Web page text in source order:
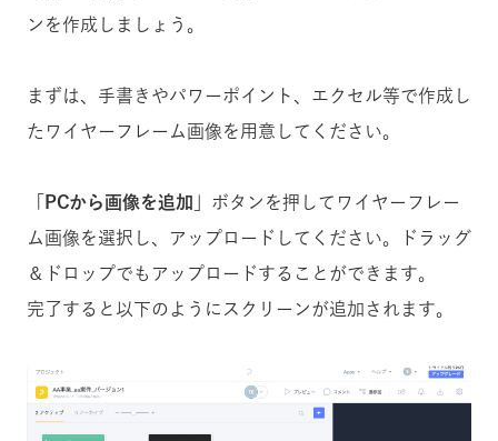
ンを作成しましょう。
まずは、手書きやパワーポイント、エクセル等で作成し
たワイヤーフレーム画像を用意してください。
PCから画像を追加
」ボタンを押してワイヤーフレー
ム画像を選択し、アップロードしてください。ドラッグ
＆ドロップでもアップロードすることができます。
完了すると以下のようにスクリーンが追加されます。